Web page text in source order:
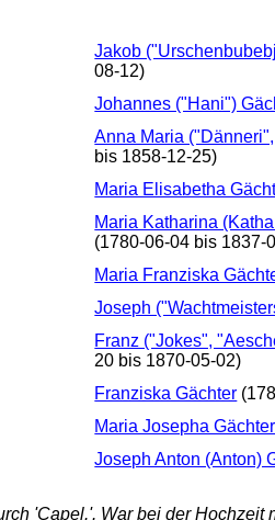
Jakob
08-12)
Johannes ("Hani")
Anna Maria
bis 1858-12-25)
Maria Elisabetha
Maria Katharina
(1780-06-04 bis 1837-
Maria Franziska
Joseph
Franz ("Jokes",
20 bis 1870-05-02)
Franziska Gächter
Maria Josepha Gächter
Joseph Anton (Anton)
'Capel.'. War bei der Hochzeit